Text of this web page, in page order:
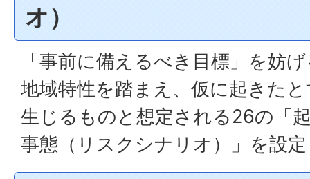
オ）
「事前に備えるべき目標」を妨
地域特性を踏まえ、仮に起きた
生じるものと想定される26の「
事態（リスクシナリオ）」を設